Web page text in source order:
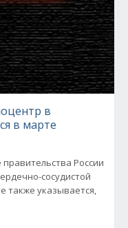
в
в марте
России
сосудистой
также указывается,